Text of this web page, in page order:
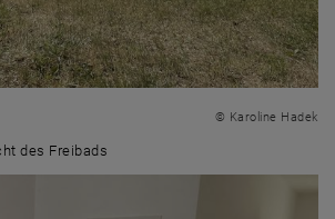
© Karoline Hadek
des Freibads